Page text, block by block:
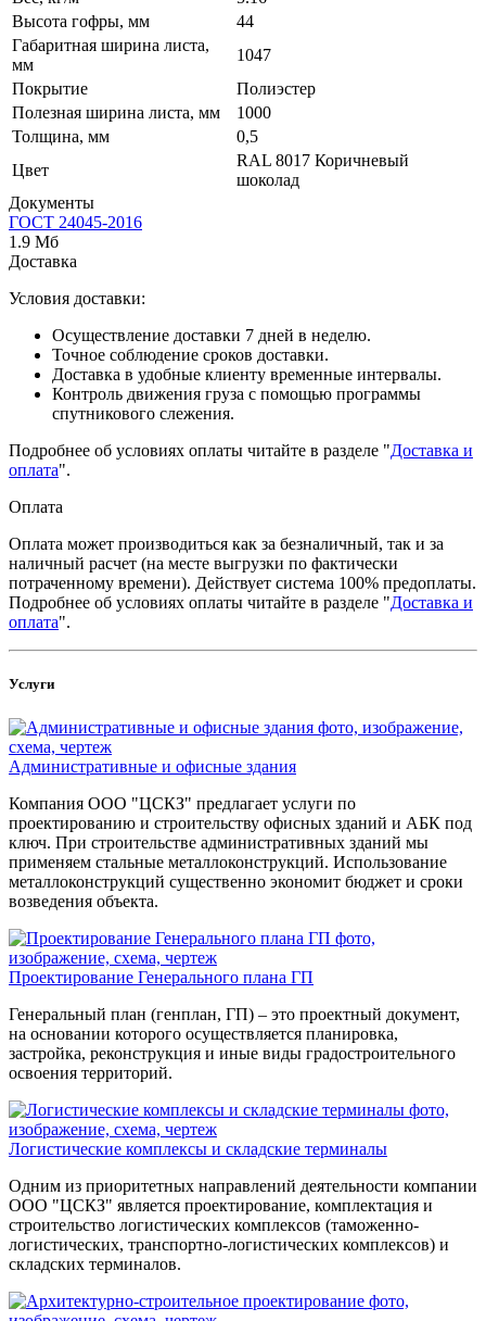
Высота гофры, мм
44
Габаритная ширина листа,
мм
1047
Покрытие
Полиэстер
Полезная ширина листа, мм
1000
Толщина, мм
0,5
Цвет
RAL 8017 Коричневый
шоколад
Документы
ГОСТ 24045-2016
1.9 Мб
Доставка
Условия доставки:
Осуществление доставки 7 дней в неделю.
Точное соблюдение сроков доставки.
Доставка в удобные клиенту временные интервалы.
Контроль движения груза с помощью программы
спутникового слежения.
Подробнее об условиях оплаты читайте в разделе "Доставка и
оплата".
Оплата
Оплата может производиться как за безналичный, так и за
наличный расчет (на месте выгрузки по фактически
потраченному времени). Действует система 100% предоплаты.
Подробнее об условиях оплаты читайте в разделе "Доставка и
оплата".
Услуги
Административные и офисные здания
Компания ООО "ЦСКЗ" предлагает услуги по
проектированию и строительству офисных зданий и АБК под
ключ. При строительстве административных зданий мы
применяем стальные металлоконструкций. Использование
металлоконструкций существенно экономит бюджет и сроки
возведения объекта.
Проектирование Генерального плана ГП
Генеральный план (генплан, ГП) – это проектный документ,
на основании которого осуществляется планировка,
застройка, реконструкция и иные виды градостроительного
освоения территорий.
Логистические комплексы и складские терминалы
Одним из приоритетных направлений деятельности компании
ООО "ЦСКЗ" является проектирование, комплектация и
строительство логистических комплексов (таможенно-
логистических, транспортно-логистических комплексов) и
складских терминалов.